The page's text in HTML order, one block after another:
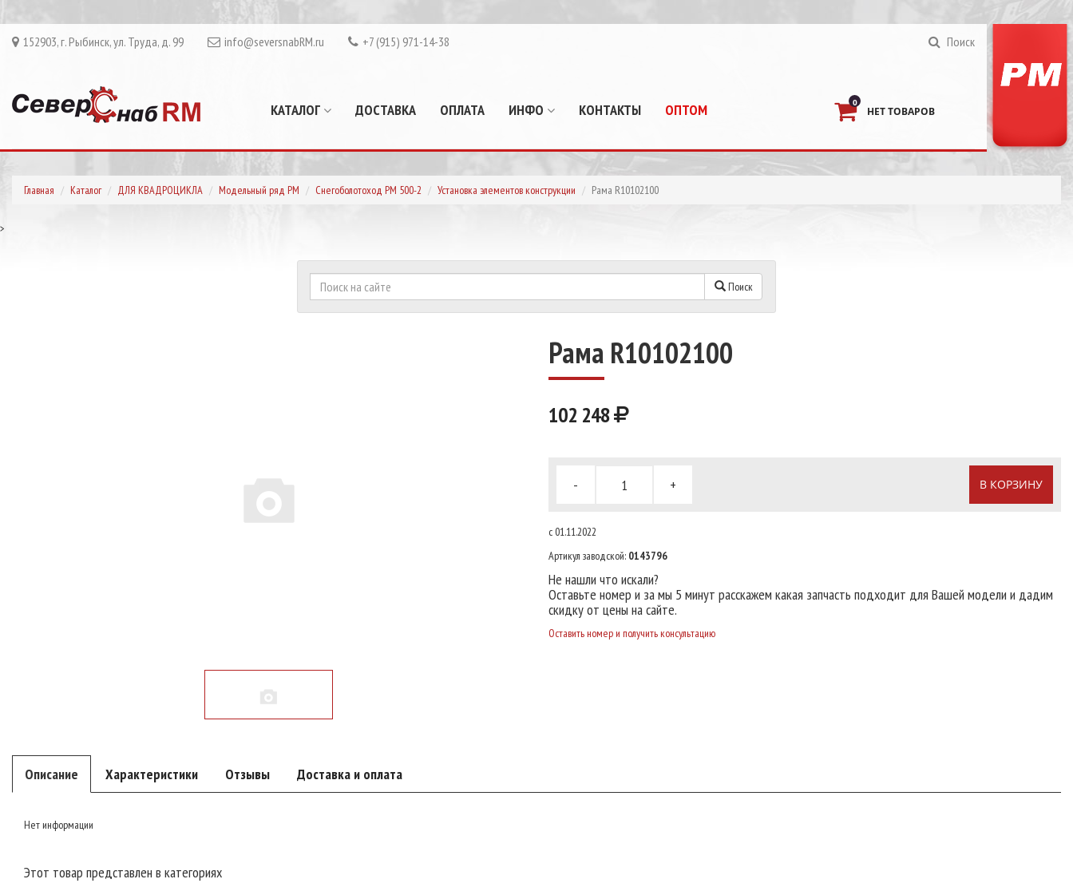
152903, г. Рыбинск, ул. Труда, д. 99 info@seversnabRM.ru +7 (915) 971-14-38 Поиск
КАТАЛОГ ДОСТАВКА ОПЛАТА ИНФО КОНТАКТЫ ОПТОМ 0
НЕТ ТОВАРОВ
Главная Каталог ДЛЯ КВАДРОЦИКЛА Модельный ряд РМ Снегоболотоход РМ 500-2 Установка элементов конструкции Рама R10102100
>
Поиск
Рама R10102100
102 248
- + В КОРЗИНУ
с 01.11.2022
Артикул заводской: 0143796
Не нашли что искали?
Оставьте номер и за мы 5 минут расскажем какая запчасть подходит для Вашей модели и дадим
скидку от цены на сайте.
Оставить номер и получить консультацию
Описание Характеристики Отзывы Доставка и оплата
Нет информации
Этот товар представлен в категориях